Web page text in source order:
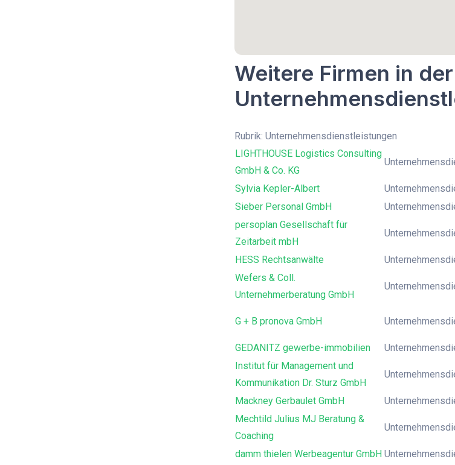
Weitere Firmen in
Rubrik: Unternehmensdienstleistungen
LIGHTHOUSE Logistics Consulting
GmbH & Co. KG
Sylvia Kepler-Albert
Sieber Personal GmbH
persoplan Gesellschaft für
Zeitarbeit mbH
HESS Rechtsanwälte
Wefers & Coll.
Unternehmerberatung GmbH
G + B pronova GmbH
GEDANITZ gewerbe-immobilien
Institut für Management und
Kommunikation Dr. Sturz GmbH
Mackney Gerbaulet GmbH
Mechtild Julius MJ Beratung &
Coaching
damm thielen Werbeagentur GmbH